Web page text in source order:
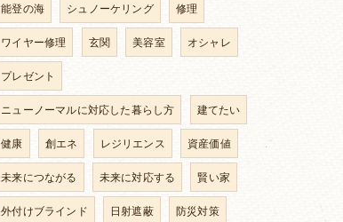
能登の海 シュノーケリング 修理
ワイヤー修理 玄関 美容室 オシャレ
プレゼント
ニューノーマルに対応した暮らし方 建てたい
健康 創エネ レジリエンス 資産価値
未来につながる 未来に対応する 賢い家
外付けブラインド 日射遮蔽 防災対策